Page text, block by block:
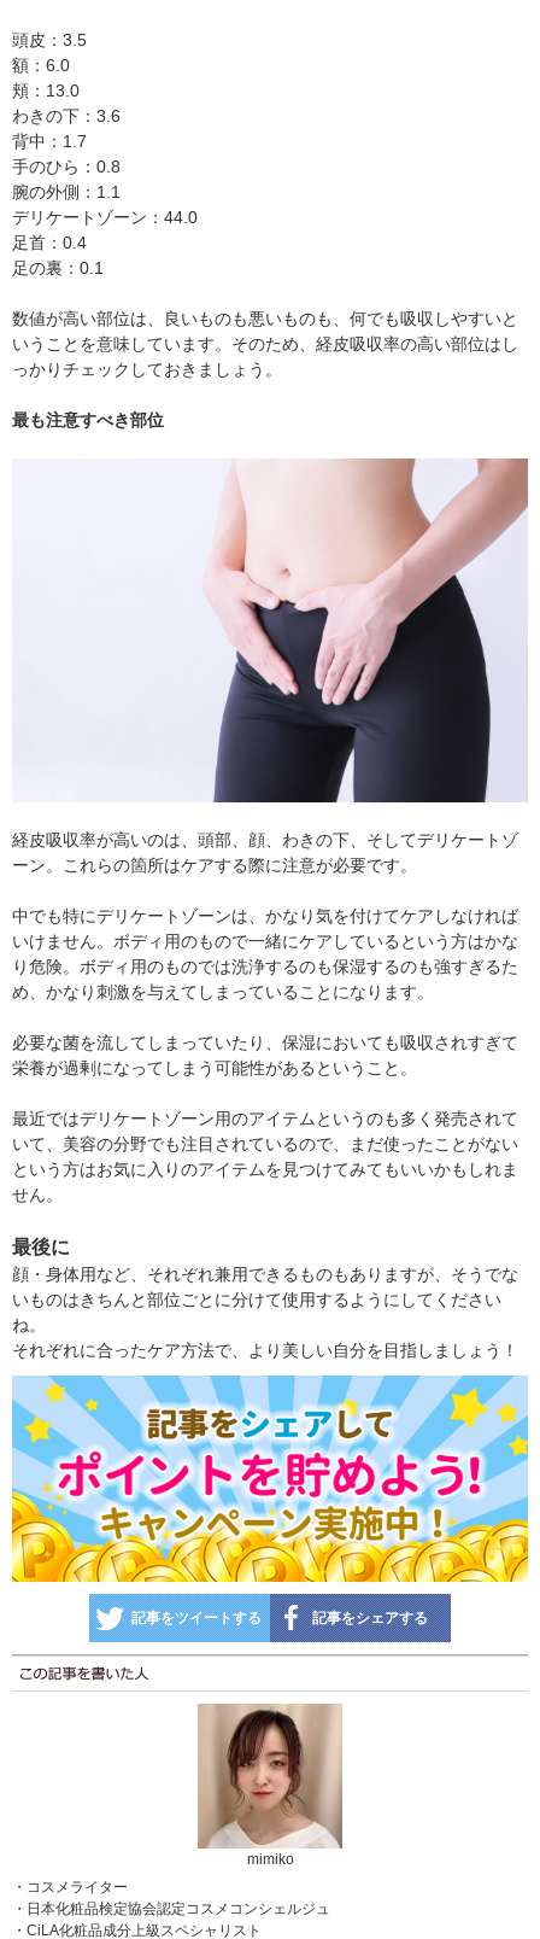
頭皮：3.5
額：6.0
頬：13.0
わきの下：3.6
背中：1.7
手のひら：0.8
腕の外側：1.1
デリケートゾーン：44.0
足首：0.4
足の裏：0.1
数値が高い部位は、良いものも悪いものも、何でも吸収しやすいと
いうことを意味しています。そのため、経皮吸収率の高い部位はし
っかりチェックしておきましょう。
最も注意すべき部位
経皮吸収率が高いのは、頭部、顔、わきの下、そしてデリケートゾ
ーン。これらの箇所はケアする際に注意が必要です。
中でも特にデリケートゾーンは、かなり気を付けてケアしなければ
いけません。ボディ用のもので一緒にケアしているという方はかな
り危険。ボディ用のものでは洗浄するのも保湿するのも強すぎるた
め、かなり刺激を与えてしまっていることになります。
必要な菌を流してしまっていたり、保湿においても吸収されすぎて
栄養が過剰になってしまう可能性があるということ。
最近ではデリケートゾーン用のアイテムというのも多く発売されて
いて、美容の分野でも注目されているので、まだ使ったことがない
という方はお気に入りのアイテムを見つけてみてもいいかもしれま
せん。
最後に
顔・身体用など、それぞれ兼用できるものもありますが、そうでな
いものはきちんと部位ごとに分けて使用するようにしてください
ね。
それぞれに合ったケア方法で、より美しい自分を目指しましょう！
記事をツイートする 記事をシェアする
mimiko
・コスメライター
・日本化粧品検定協会認定コスメコンシェルジュ
・CiLA化粧品成分上級スペシャリスト